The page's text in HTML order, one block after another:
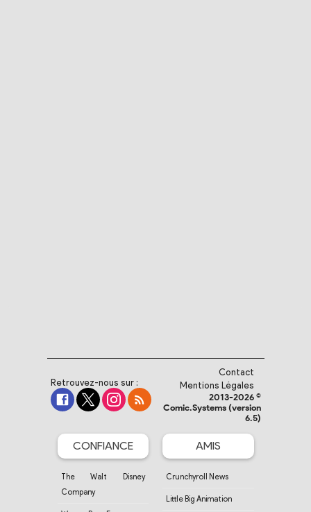
Retrouvez-nous sur :
Contact
Mentions Légales
2013-2026 ©
Comic.Systems (version
6.5)
CONFIANCE
The Walt Disney
Company
AMIS
Crunchyroll News
Little Big Animation